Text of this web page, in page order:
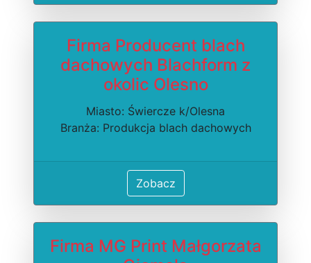
Firma Producent blach
dachowych Blachform z
okolic Olesno
Miasto: Świercze k/Olesna
Branża: Produkcja blach dachowych
Zobacz
Firma MG Print Małgorzata